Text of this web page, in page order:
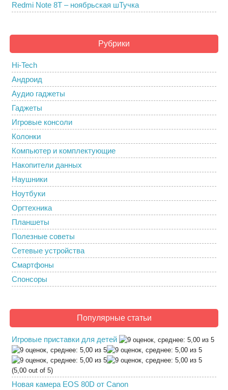
Redmi Note 8T – ноябрьская шТучка
Рубрики
Hi-Tech
Андроид
Аудио гаджеты
Гаджеты
Игровые консоли
Колонки
Компьютер и комплектующие
Накопители данных
Наушники
Ноутбуки
Оргтехника
Планшеты
Полезные советы
Сетевые устройства
Смартфоны
Спонсоры
Популярные статьи
Игровые приставки для детей
(5,00 out of 5)
Новая камера EOS 80D от Canon